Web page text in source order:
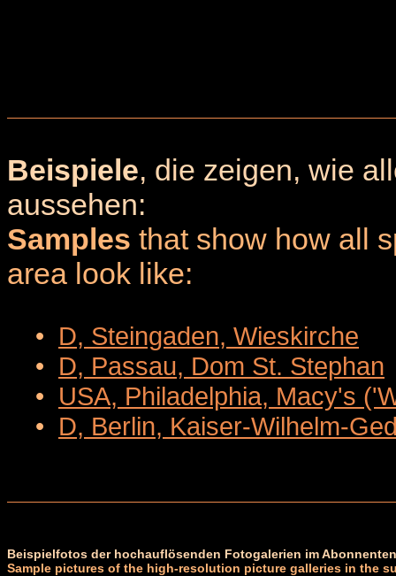
Beispiele, die zeigen, wie
aussehen:
Samples that show how all
area look like:
• D, Steingaden, Wieskirche
• D, Passau, Dom St. Stephan
• USA, Philadelphia, Macy's
• D, Berlin, Kaiser-Wilhelm-
Beispielfotos der hochauflösenden Fotogalerien im
Sample pictures of the high-resolution picture galleries in the